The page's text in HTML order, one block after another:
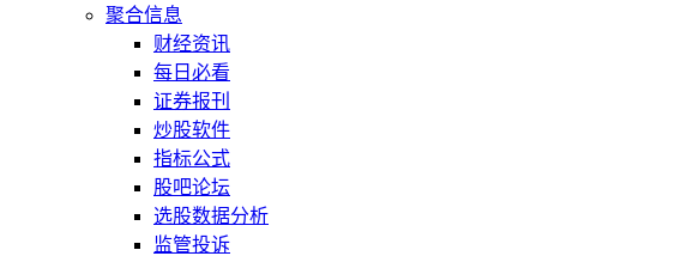
聚合信息
财经资讯
每日必看
证券报刊
炒股软件
指标公式
股吧论坛
选股数据分析
监管投诉